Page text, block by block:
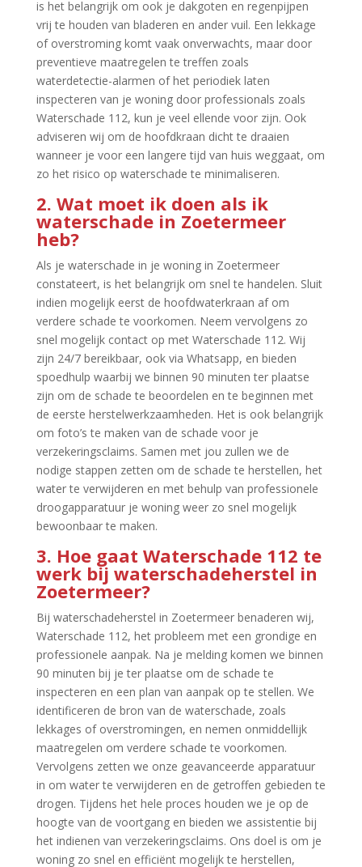
is het belangrijk om ook je dakgoten en regenpijpen
vrij te houden van bladeren en ander vuil.​ Een lekkage
of overstroming komt vaak onverwachts, maar door
preventieve maatregelen te treffen zoals
waterdetectie-alarmen of het periodiek laten
inspecteren van je woning door professionals zoals
Waterschade 112, kun je veel ellende voor zijn.​ Ook
adviseren wij om de hoofdkraan dicht te draaien
wanneer je voor een langere tijd van huis weggaat, om
zo het risico op waterschade te minimaliseren.​
2.​ Wat moet ik doen als ik
waterschade in Zoetermeer
heb?
Als je waterschade in je woning in Zoetermeer
constateert, is het belangrijk om snel te handelen.​ Sluit
indien mogelijk eerst de hoofdwaterkraan af om
verdere schade te voorkomen.​ Neem vervolgens zo
snel mogelijk contact op met Waterschade 112.​ Wij
zijn 24/7 bereikbaar, ook via Whatsapp, en bieden
spoedhulp waarbij we binnen 90 minuten ter plaatse
zijn om de schade te beoordelen en te beginnen met
de eerste herstelwerkzaamheden.​ Het is ook belangrijk
om foto’s te maken van de schade voor je
verzekeringsclaims.​ Samen met jou zullen we de
nodige stappen zetten om de schade te herstellen, het
water te verwijderen en met behulp van professionele
droogapparatuur je woning weer zo snel mogelijk
bewoonbaar te maken.​
3.​ Hoe gaat Waterschade 112 te
werk bij waterschadeherstel in
Zoetermeer?
Bij waterschadeherstel in Zoetermeer benaderen wij,
Waterschade 112, het probleem met een grondige en
professionele aanpak.​ Na je melding komen we binnen
90 minuten bij je ter plaatse om de schade te
inspecteren en een plan van aanpak op te stellen.​ We
identificeren de bron van de waterschade, zoals
lekkages of overstromingen, en nemen onmiddellijk
maatregelen om verdere schade te voorkomen.​
Vervolgens zetten we onze geavanceerde apparatuur
in om water te verwijderen en de getroffen gebieden te
drogen.​ Tijdens het hele proces houden we je op de
hoogte van de voortgang en bieden we assistentie bij
het indienen van verzekeringsclaims.​ Ons doel is om je
woning zo snel en efficiënt mogelijk te herstellen,